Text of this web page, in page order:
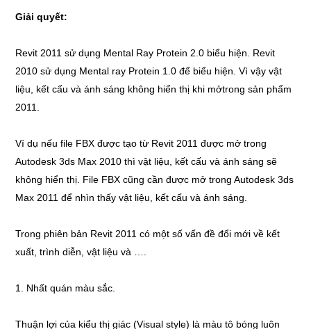
Giải quyết:
Revit 2011 sử dụng Mental Ray Protein 2.0 biểu hiện. Revit
2010 sử dụng Mental ray Protein 1.0 để biểu hiện. Vì vậy vật
liệu, kết cấu và ánh sáng không hiển thị khi mởtrong sản phẩm
2011.
Ví dụ nếu file FBX được tạo từ Revit 2011 được mở trong
Autodesk 3ds Max 2010 thì vật liệu, kết cấu và ánh sáng sẽ
không hiển thị. File FBX cũng cần được mở trong Autodesk 3ds
Max 2011 để nhìn thấy vật liệu, kết cấu và ánh sáng.
Trong phiên bản Revit 2011 có một số vấn đề đổi mới về kết
xuất, trình diễn, vật liệu và ….
1. Nhất quán màu sắc.
Thuận lợi của kiểu thị giác (Visual style) là màu tô bóng luôn